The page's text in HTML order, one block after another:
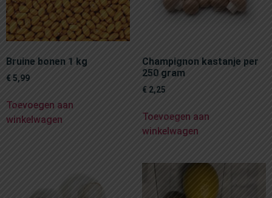
Bruine bonen 1 kg
€ 5,99
Toevoegen aan
winkelwagen
Champignon kastanje per
250 gram
€ 2,25
Toevoegen aan
winkelwagen